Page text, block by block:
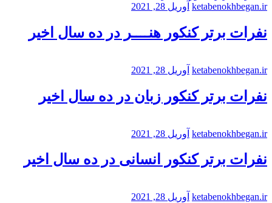
ketabenokhbegan.ir آوریل 28, 2021
نفرات برتر کنکور هنــــر در ده سال اخیر
ketabenokhbegan.ir آوریل 28, 2021
نفرات برتر کنکور زبان در ده سال اخیر
ketabenokhbegan.ir آوریل 28, 2021
نفرات برتر کنکور انسانی در ده سال اخیر
ketabenokhbegan.ir آوریل 28, 2021